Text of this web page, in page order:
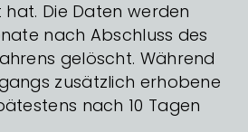
Die Daten werden
nach Abschluss des
gelöscht. Während
zusätzlich erhobene
nach 10 Tagen